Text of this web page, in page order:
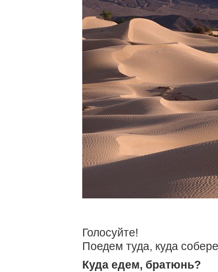
Голосуйте!
Поедем туда, куда
Куда едем, братюнь?